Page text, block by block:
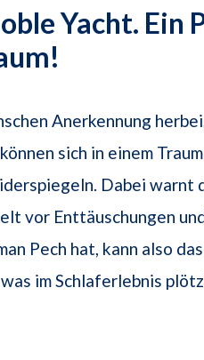
Yacht. Ein
Anerkennung
sich in einem
Dabei warnt
vor Enttäuschungen
Pech hat, kann also
im Schlaferlebnis